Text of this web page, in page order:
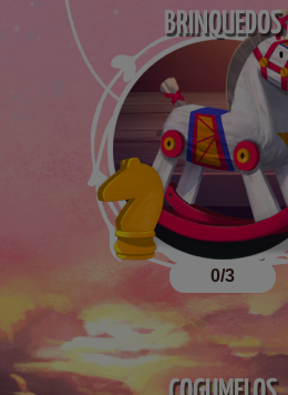
BRINQUEDOS
0/3